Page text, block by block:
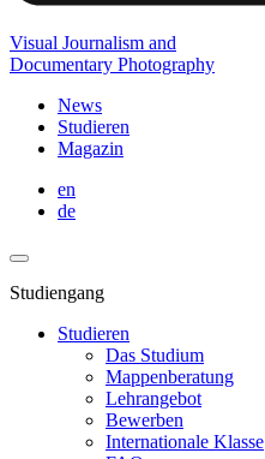
Visual Journalism and
Documentary Photography
News
Studieren
Magazin
en
de
Studiengang
Studieren
Das Studium
Mappenberatung
Lehrangebot
Bewerben
Internationale Klasse